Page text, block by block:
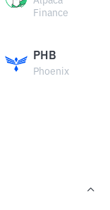
Finance
PHB
Phoenix